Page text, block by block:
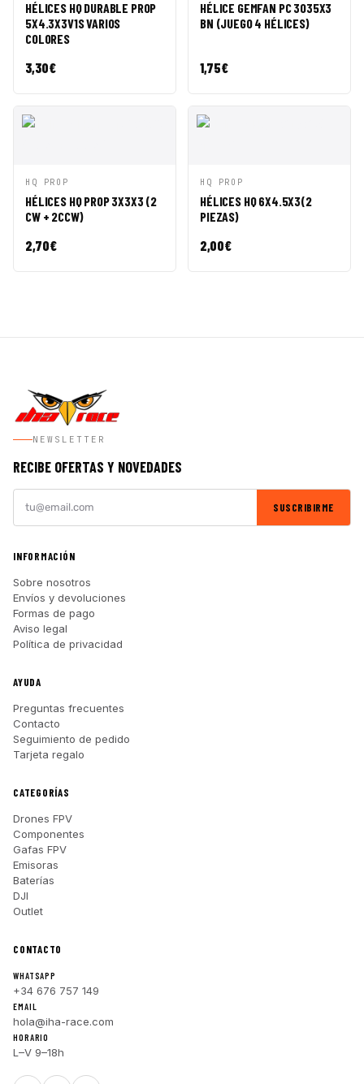
RÁPIDA
CESTA
HÉLICES HQ DURABLE PROP
5X4.3X3V1S VARIOS
COLORES
3,30€
RÁPIDA
CESTA
HÉLICE GEMFAN PC 3035X3
BN (JUEGO 4 HÉLICES)
1,75€
VISTA
RÁPIDA
CESTA
HQ PROP
HÉLICES HQ PROP 3X3X3 (2
CW + 2CCW)
2,70€
VISTA
RÁPIDA
CESTA
HQ PROP
HÉLICES HQ 6X4.5X3(2
PIEZAS)
2,00€
NEWSLETTER
RECIBE OFERTAS Y NOVEDADES
SUSCRIBIRME
INFORMACIÓN
Sobre nosotros
Envíos y devoluciones
Formas de pago
Aviso legal
Política de privacidad
AYUDA
Preguntas frecuentes
Contacto
Seguimiento de pedido
Tarjeta regalo
CATEGORÍAS
Drones FPV
Componentes
Gafas FPV
Emisoras
Baterías
DJI
Outlet
CONTACTO
WHATSAPP
+34 676 757 149
EMAIL
hola@iha-race.com
HORARIO
L–V 9–18h